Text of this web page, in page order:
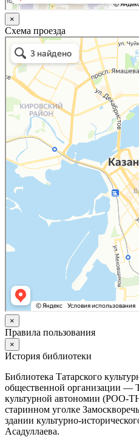
×
Схема проезда
Казань
Малый Татарский переулок, 8 на карте
Яндекс.Карты
×
Правила пользования
×
История библиотеки
Библиотека Татарского
общественной организации —
культурной автономии (РОО-
старинном уголке
здании культурно-
Асадуллаева.